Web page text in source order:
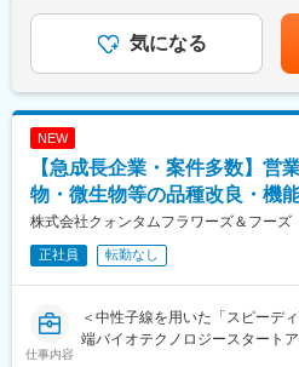
す。
取引顧客のニーズを基に、下記
・自社の刺繍技術を用いた提案
様々な知識やノウハウが必要と
やルート営業を中心に、引継ぎ
頂ければと思います。
一人立ちは3年ほどを想定して
ウを学びながら、次第に業務を
■担当顧客について：
ます。月給(月額)は固定手当を
気になる
NEW
【急成長企業・案件多数】営
物・微生物等の品種改良・機
株式会社クォンタムフラワーズ＆フーズ
正社員 転勤なし
仕事内容
＜中性子線を用いた「スピーデ
端バイオテクノロジースタート